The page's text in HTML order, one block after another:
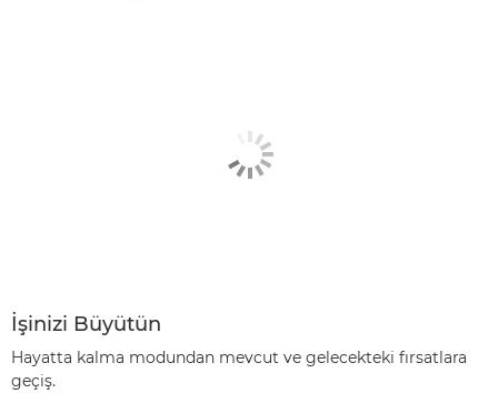
İşinizi Büyütün
Hayatta kalma modundan mevcut ve gelecekteki fırsatlara
geçiş.